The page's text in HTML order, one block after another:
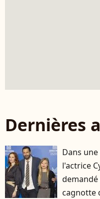
Dernières
Dans
l'actrice
demandé
cagnotte